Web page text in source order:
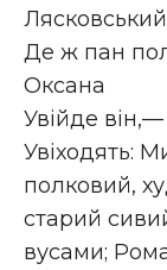
Лясковський
Де ж пан
Оксана
Увійде
Увіходять:
полковий,
старий
вусами;